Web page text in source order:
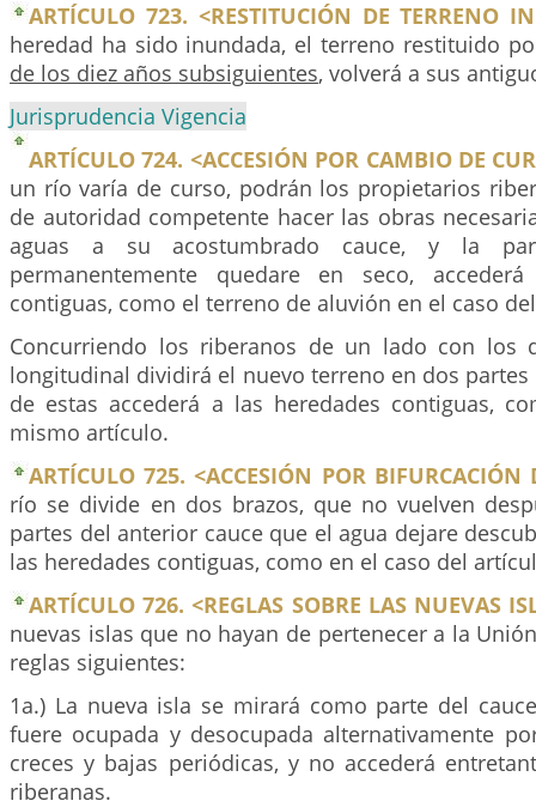
ARTÍCULO 723. <RESTITUCIÓN DE TERRENO
heredad ha sido inundada, el terreno restituido
de los diez años subsiguientes, volverá a sus
Jurisprudencia Vigencia
ARTÍCULO 724. <ACCESIÓN POR CAMBIO DE
un río varía de curso, podrán los propietarios
de autoridad competente hacer las obras
aguas a su acostumbrado cauce, y la
permanentemente quedare en seco,
contiguas, como el terreno de aluvión en el caso
Concurriendo los riberanos de un lado con los
longitudinal dividirá el nuevo terreno en dos partes
de estas accederá a las heredades contiguas,
mismo artículo.
ARTÍCULO 725. <ACCESIÓN POR
río se divide en dos brazos, que no vuelven
partes del anterior cauce que el agua dejare
las heredades contiguas, como en el caso del
ARTÍCULO 726. <REGLAS SOBRE LAS NUEVAS
nuevas islas que no hayan de pertenecer a la
reglas siguientes:
1a.) La nueva isla se mirará como parte del
fuere ocupada y desocupada alternativamente
creces y bajas periódicas, y no accederá
riberanas.